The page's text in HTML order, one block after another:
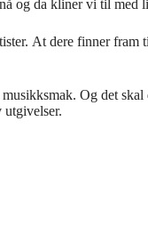
og da kliner vi til med
At dere finner
Og det